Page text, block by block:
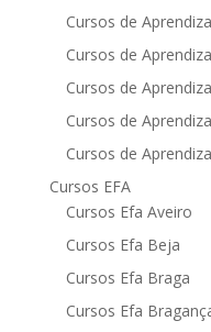
Cursos de
Cursos de
Cursos de
Cursos de
Cursos de
Cursos EFA
Cursos Efa Aveiro
Cursos Efa Beja
Cursos Efa Braga
Cursos Efa